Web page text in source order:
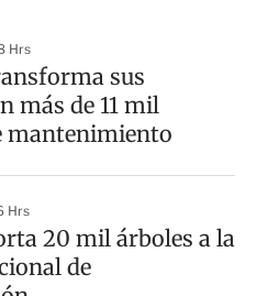
Hrs
sus
más de 11 mil
mantenimiento
Hrs
20 mil árboles a la
de